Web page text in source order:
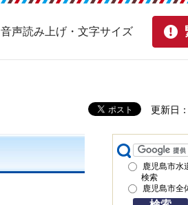
音声読み上げ・文字サイズ
更新日
鹿児島市水
検索
鹿児島市全